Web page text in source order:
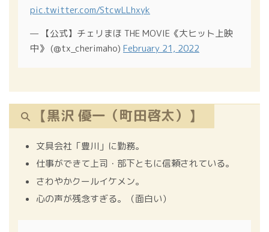
pic.twitter.com/StcwLLhxyk
— 【公式】チェリまほ THE MOVIE《大ヒット上映
中》 (@tx_cherimaho) February 21, 2022
【黒沢 優一（町田啓太）】
文具会社「豊川」に勤務。
仕事ができて上司・部下ともに信頼されている。
さわやかクールイケメン。
心の声が残念すぎる。（面白い）